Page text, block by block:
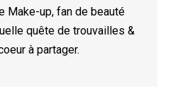
Make-up, fan de beauté
quête de trouvailles &
à partager.